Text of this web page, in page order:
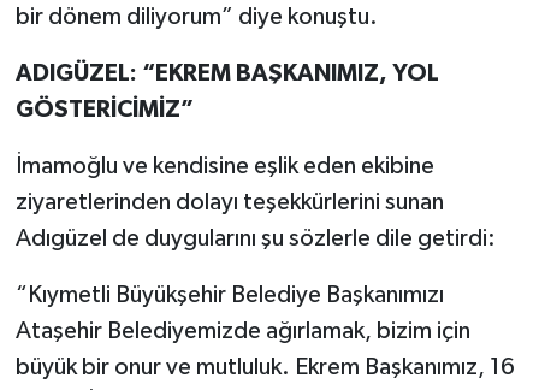
bir dönem diliyorum” diye konuştu.
ADIGÜZEL: “EKREM BAŞKANIMIZ, YOL
GÖSTERİCİMİZ”
İmamoğlu ve kendisine eşlik eden ekibine
ziyaretlerinden dolayı teşekkürlerini sunan
Adıgüzel de duygularını şu sözlerle dile getirdi:
“Kıymetli Büyükşehir Belediye Başkanımızı
Ataşehir Belediyemizde ağırlamak, bizim için
büyük bir onur ve mutluluk. Ekrem Başkanımız, 16